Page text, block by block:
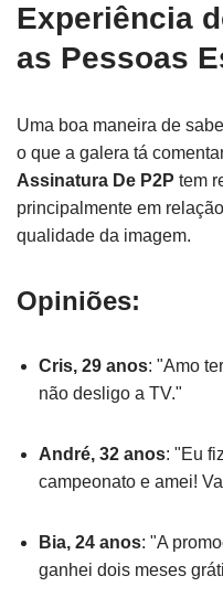
Experiência
as Pessoas
Uma boa maneira de
o que a galera tá
Assinatura De P2P tem
principalmente em
qualidade da imagem.
Opiniões:
Cris, 29 anos: "Amo
não desligo a TV."
André, 32 anos: "Eu
campeonato e amei!
Bia, 24 anos: "A
ganhei dois meses